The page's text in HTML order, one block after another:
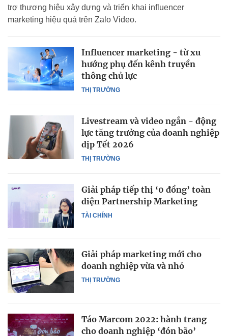
trợ thương hiệu xây dựng và triển khai influencer
marketing hiệu quả trên Zalo Video.
THỊ TRƯỜNG
Influencer marketing - từ xu
hướng phụ đến kênh truyền
thông chủ lực
THỊ TRƯỜNG
Livestream và video ngắn - động
lực tăng trưởng của doanh nghiệp
dịp Tết 2026
TÀI CHÍNH
Giải pháp tiếp thị ‘0 đồng’ toàn
diện Partnership Marketing
THỊ TRƯỜNG
Giải pháp marketing mới cho
doanh nghiệp vừa và nhỏ
Táo Marcom 2022: hành trang
cho doanh nghiệp ‘đón bão’